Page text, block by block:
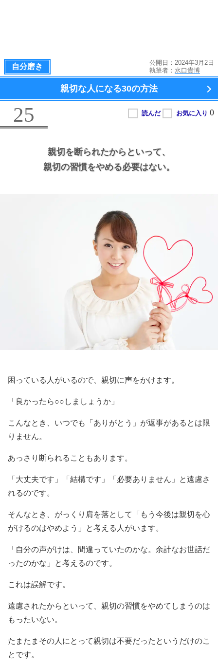
自分磨き
公開日：2024年3月2日
執筆者： 水口貴博
親切な人になる30の方法
25
親切を断られたからといって、
親切の習慣をやめる必要はない。
困っている人がいるので、親切に声をかけます。
「良かったら○○しましょうか」
こんなとき、いつでも「ありがとう」が返事があるとは限
りません。
あっさり断られることもあります。
「大丈夫です」「結構です」「必要ありません」と遠慮さ
れるのです。
そんなとき、がっくり肩を落として「もう今後は親切を心
がけるのはやめよう」と考える人がいます。
「自分の声がけは、間違っていたのかな。余計なお世話だ
ったのかな」と考えるのです。
これは誤解です。
遠慮されたからといって、親切の習慣をやめてしまうのは
もったいない。
たまたまその人にとって親切は不要だったというだけのこ
とです。